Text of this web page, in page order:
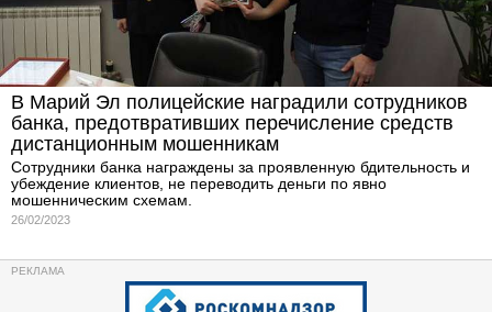
В Марий Эл полицейские наградили сотрудников
банка, предотвративших перечисление средств
дистанционным мошенникам
Сотрудники банка награждены за проявленную бдительность и
убеждение клиентов, не переводить деньги по явно
мошенническим схемам.
26/02/2023